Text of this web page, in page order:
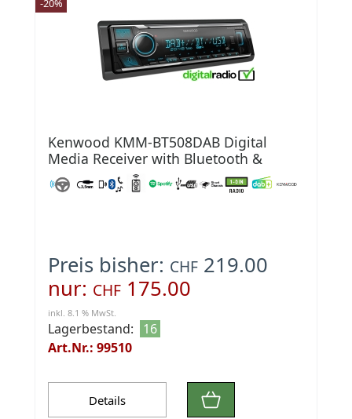
-20%
Kenwood KMM-BT508DAB Digital
Media Receiver with Bluetooth &
Digital Radio DAB+
Preis bisher: CHF 219.00
nur: CHF 175.00
inkl. 8.1 % MwSt.
Lagerbestand:
16
Art.Nr.: 99510
Details